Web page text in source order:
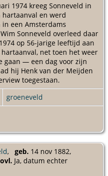
1974 kreeg Sonneveld in
hartaanval en werd
in een Amsterdams
Sonneveld overleed daar
op 56-jarige leeftijd aan
net toen het weer
gaan — een dag voor zijn
hij Henk van der Meijden
toegestaan.
groeneveld
, geb. 14 nov 1882,
ovl. Ja, datum echter